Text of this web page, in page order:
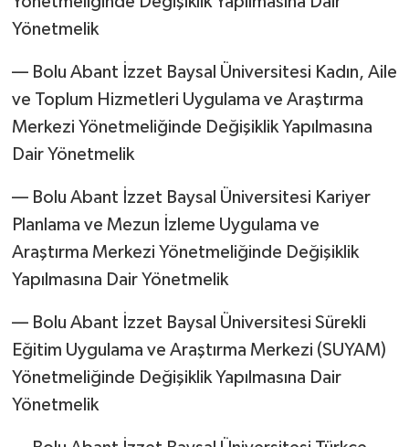
Yönetmelik
–– Bolu Abant İzzet Baysal Üniversitesi Kadın, Aile
ve Toplum Hizmetleri Uygulama ve Araştırma
Merkezi Yönetmeliğinde Değişiklik Yapılmasına
Dair Yönetmelik
–– Bolu Abant İzzet Baysal Üniversitesi Kariyer
Planlama ve Mezun İzleme Uygulama ve
Araştırma Merkezi Yönetmeliğinde Değişiklik
Yapılmasına Dair Yönetmelik
–– Bolu Abant İzzet Baysal Üniversitesi Sürekli
Eğitim Uygulama ve Araştırma Merkezi (SUYAM)
Yönetmeliğinde Değişiklik Yapılmasına Dair
Yönetmelik